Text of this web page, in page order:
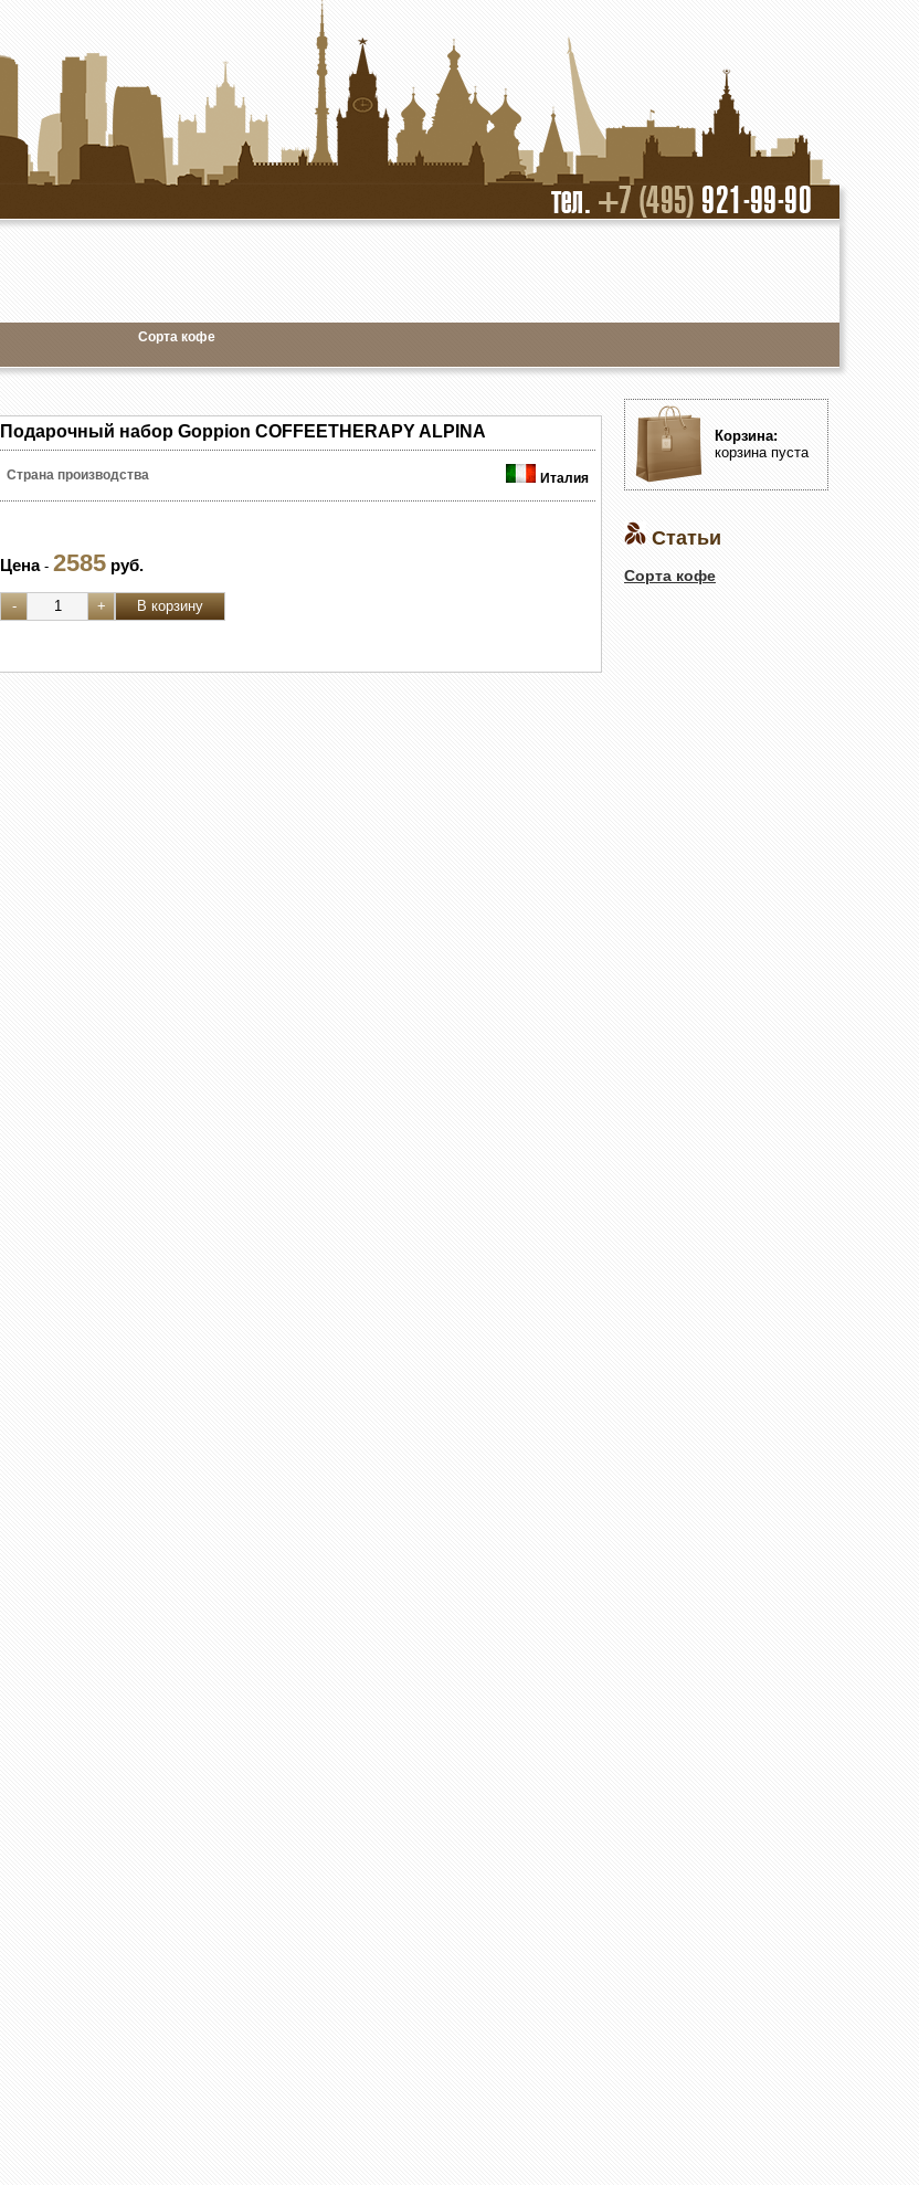
Сорта кофе
Подарочный набор Goppion COFFEETHERAPY ALPINA
Страна производства Италия
Цена- 2585 руб.
Корзина:
корзина пуста
Статьи
Сорта кофе